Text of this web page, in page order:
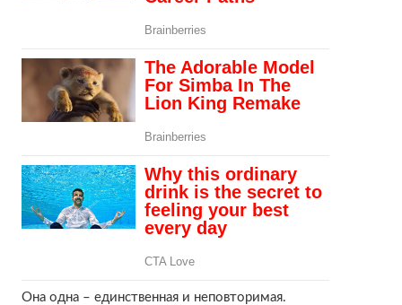
Она одна – единственная и неповторимая.